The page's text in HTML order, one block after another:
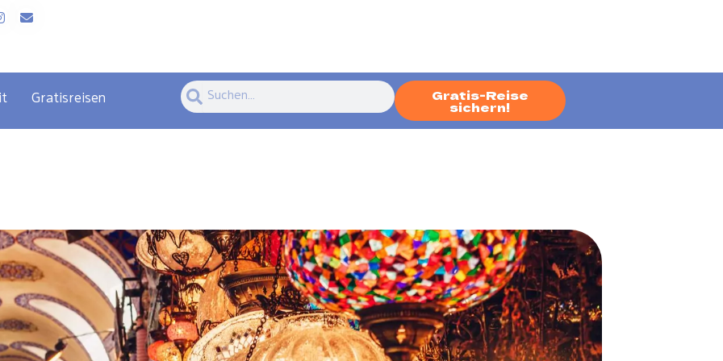
Gratisreisen
SucheSuche Gratis-Reise
sichern!